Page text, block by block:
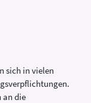
sich in vielen
an die